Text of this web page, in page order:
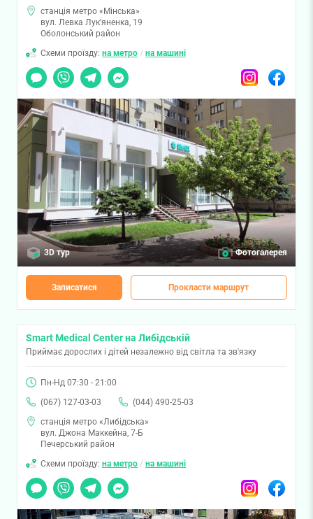
станція метро «Мінська»
вул. Левка Лук'яненка, 19
Оболонський район
Схеми проїзду: на метро / на машині
Чат
Viber TelegramMessenger InstagramFacebook
3D тур Фотогалерея
Записатися Прокласти маршрут
Smart Medical Center на Либідській
Приймає дорослих і дітей незалежно від світла та зв'язку
Пн-Нд 07:30 - 21:00
(067) 127-03-03
(044) 490-25-03
станція метро «Либідська»
вул. Джона Маккейна, 7-Б
Печерський район
Схеми проїзду: на метро / на машині
Чат
Viber TelegramMessenger InstagramFacebook